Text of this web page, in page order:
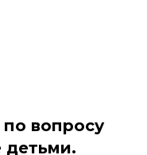
вопросу
детьми.